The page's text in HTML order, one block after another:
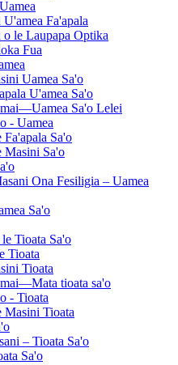
U'amea Fa'apala
o le Laupapa Optika
Fua
Uamea Sa'o
U'amea Sa'o
Sa'o Lelei
- Uamea
Fa'apala Sa'o
Masini Sa'o
Ona Fesiligia – Uamea
Sa'o
Tioata Sa'o
Tioata
Tioata
tioata sa'o
- Tioata
Masini Tioata
– Tioata Sa'o
Sa'o